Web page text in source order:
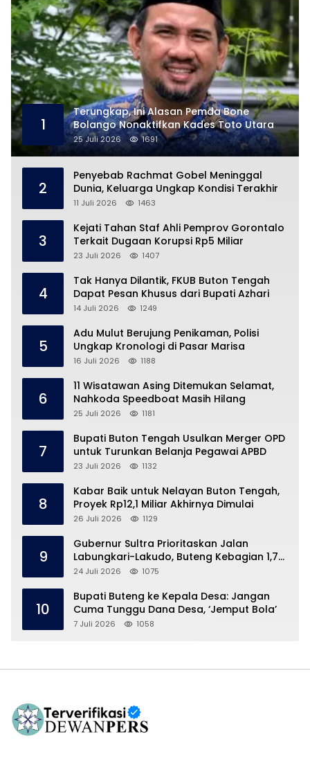
1
Terungkap, Ini Alasan Pemda Bone
Bolango Nonaktifkan Kades Toto Utara
25 Juli 2026 1691
2
Penyebab Rachmat Gobel Meninggal
Dunia, Keluarga Ungkap Kondisi Terakhir
11 Juli 2026 1463
3
Kejati Tahan Staf Ahli Pemprov Gorontalo
Terkait Dugaan Korupsi Rp5 Miliar
23 Juli 2026 1407
4
Tak Hanya Dilantik, FKUB Buton Tengah
Dapat Pesan Khusus dari Bupati Azhari
14 Juli 2026 1249
5
Adu Mulut Berujung Penikaman, Polisi
Ungkap Kronologi di Pasar Marisa
16 Juli 2026 1188
6
11 Wisatawan Asing Ditemukan Selamat,
Nahkoda Speedboat Masih Hilang
25 Juli 2026 1181
7
Bupati Buton Tengah Usulkan Merger OPD
untuk Turunkan Belanja Pegawai APBD
23 Juli 2026 1132
8
Kabar Baik untuk Nelayan Buton Tengah,
Proyek Rp12,1 Miliar Akhirnya Dimulai
26 Juli 2026 1129
9
Gubernur Sultra Prioritaskan Jalan
Labungkari-Lakudo, Buteng Kebagian 1,7
Km
24 Juli 2026 1075
10
Bupati Buteng ke Kepala Desa: Jangan
Cuma Tunggu Dana Desa, ‘Jemput Bola’
7 Juli 2026 1058